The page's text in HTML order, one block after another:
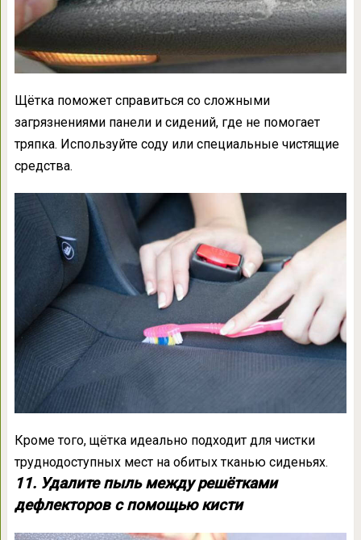
Щётка поможет справиться со сложными
загрязнениями панели и сидений, где не помогает
тряпка. Используйте соду или специальные чистящие
средства.
Кроме того, щётка идеально подходит для чистки
труднодоступных мест на обитых тканью сиденьях.
11. Удалите пыль между решётками
дефлекторов с помощью кисти